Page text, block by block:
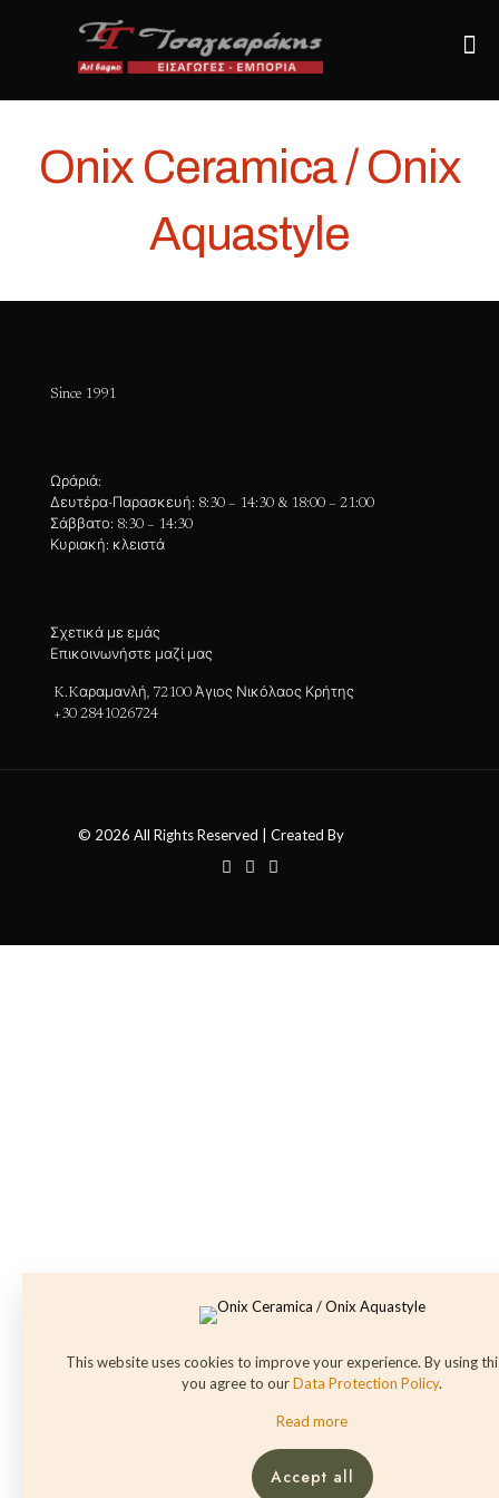
Onix Ceramica / Onix
Aquastyle
Since 1991
Ωράριά:
Δευτέρα-Παρασκευή: 8:30 – 14:30 & 18:00 – 21:00
Σάββατο: 8:30 – 14:30
Κυριακή: κλειστά
Σχετικά με εμάς
Επικοινωνήστε μαζί μας
K.Kαραμανλή, 72100 Άγιος Νικόλαος Κρήτης
+30 2841026724
© 2026 All Rights Reserved | Created By
This website uses cookies to improve your experience. By using
you agree to ourData Protection Policy.
Read more
Accept all